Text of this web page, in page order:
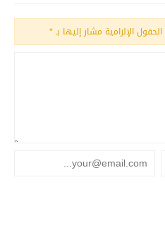
الحقول الإلزامية مشار إليها بـ*